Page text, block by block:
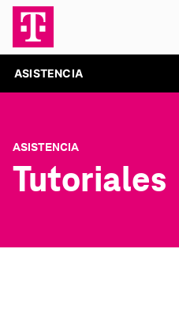
ASISTENCIA
ASISTENCIA
Tutoriales